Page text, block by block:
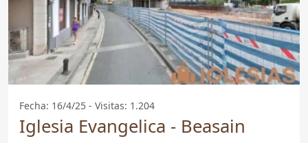
Fecha: 16/4/25 - Visitas: 1.204
Iglesia Evangelica - Beasain